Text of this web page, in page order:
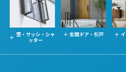
窓・サッシ・シャ
ッター
玄関ドア・引戸